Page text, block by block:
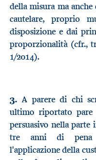
della misura ma
cautelare, proprio
disposizione e dai
proporzionalità (cfr.,
1/2014).
3. A parere di chi
ultimo riportato pare
persuasivo nella
tre anni di pena
l'applicazione della